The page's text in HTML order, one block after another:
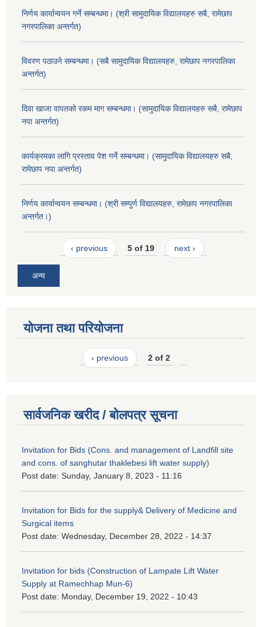
निर्णय कार्यान्वयन गर्ने सम्बन्धमा। (श्री सामुदायिक विद्यालयहरु सबै, रामेछाप
नगरपालिका अन्तर्गत)
विवरण पठाउने सम्बन्धमा। (सबै सामुदायिक विद्यालयहरु, रामेछाप नगरपालिका
अन्तर्गत)
दिवा खाजा वापतको रकम माग सम्बन्धमा। (सामुदायिक विद्यालयहरु सबै, रामेछाप
नपा अन्तर्गत)
कार्यक्रमका लागि प्रस्ताव पेश गर्ने सम्बन्धमा। (सामुदायिक विद्यालयहरु सबै,
रामेछाप नपा अन्तर्गत)
निर्णय कार्यान्वयन सम्बन्धमा। (श्री सम्पुर्ण विद्यालयहरु, रामेछाप नगरपालिका
अन्तर्गत।)
‹ previous 5 of 19 next ›
अन्य
योजना तथा परियोजना
‹ previous 2 of 2
सार्वजनिक खरीद / बोलपत्र सूचना
Invitation for Bids (Cons. and management of Landfill site
and cons. of sanghutar thaklebesi lift water supply)
Post date: Sunday, January 8, 2023 - 11:16
Invitation for Bids for the supply& Delivery of Medicine and
Surgical items
Post date: Wednesday, December 28, 2022 - 14:37
Invitation for bids (Construction of Lampate Lift Water
Supply at Ramechhap Mun-6)
Post date: Monday, December 19, 2022 - 10:43